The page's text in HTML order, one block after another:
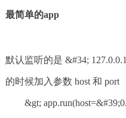
最简单的app
默认监听的是 &#34;
的时候加入参数 host 和 port
&gt;